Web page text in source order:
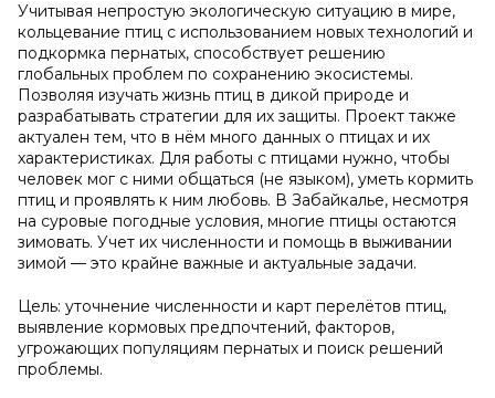
Учитывая непростую экологическую ситуацию в мире,
кольцевание птиц с использованием новых технологий и
подкормка пернатых, способствует решению
глобальных проблем по сохранению экосистемы.
Позволяя изучать жизнь птиц в дикой природе и
разрабатывать стратегии для их защиты. Проект также
актуален тем, что в нём много данных о птицах и их
характеристиках. Для работы с птицами нужно, чтобы
человек мог с ними общаться (не языком), уметь кормить
птиц и проявлять к ним любовь. В Забайкалье, несмотря
на суровые погодные условия, многие птицы остаются
зимовать. Учет их численности и помощь в выживании
зимой — это крайне важные и актуальные задачи.
Цель: уточнение численности и карт перелётов птиц,
выявление кормовых предпочтений, факторов,
угрожающих популяциям пернатых и поиск решений
проблемы.